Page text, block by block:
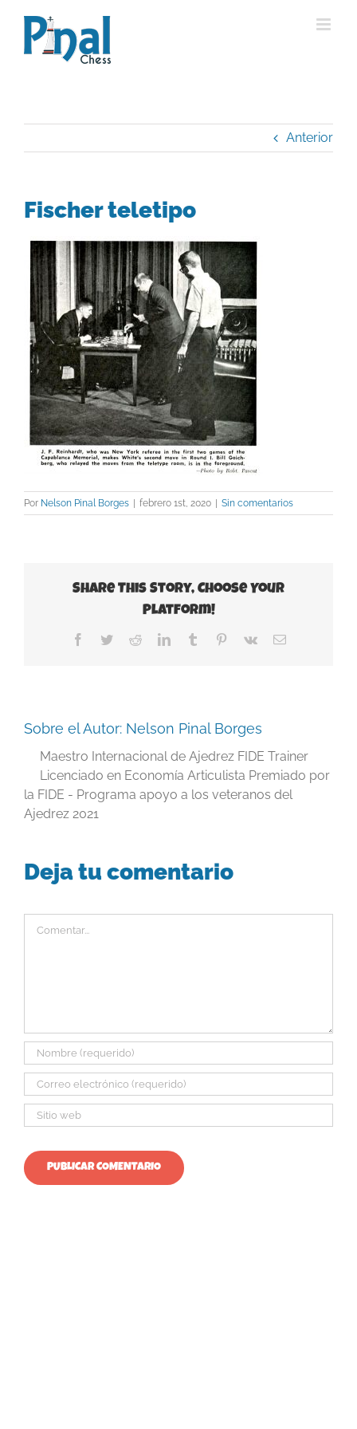
contenido
Anterior
Fischer teletipo
Por Nelson Pinal Borges | febrero 1st, 2020 | Sin comentarios
Share This Story, Choose Your
Platform!
Facebook
TwitterRedditLinkedInTumblr Pinterest
Vk
Correo
Sobre el Autor: Nelson Pinal Borges
Maestro Internacional de Ajedrez FIDE Trainer
Licenciado en Economía Articulista Premiado por
la FIDE - Programa apoyo a los veteranos del
Ajedrez 2021
Deja tu comentario